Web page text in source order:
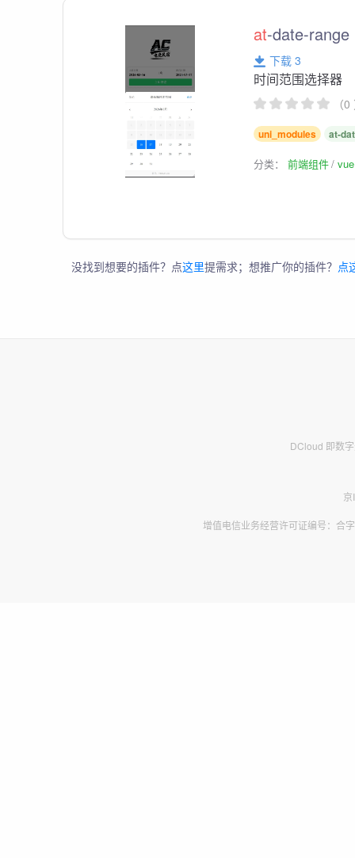
at-date-range
下载 3
时间范围选择器
（
uni_modules at-
分类：前端组件
没找到想要的插件？点这里提需求；想推广你的插件？ 点
DCloud 即数
增值电信业务经营许可证编号：合